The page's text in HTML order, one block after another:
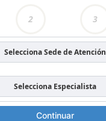
2 3
Selecciona Sede de Atención
Selecciona Especialista
Continuar